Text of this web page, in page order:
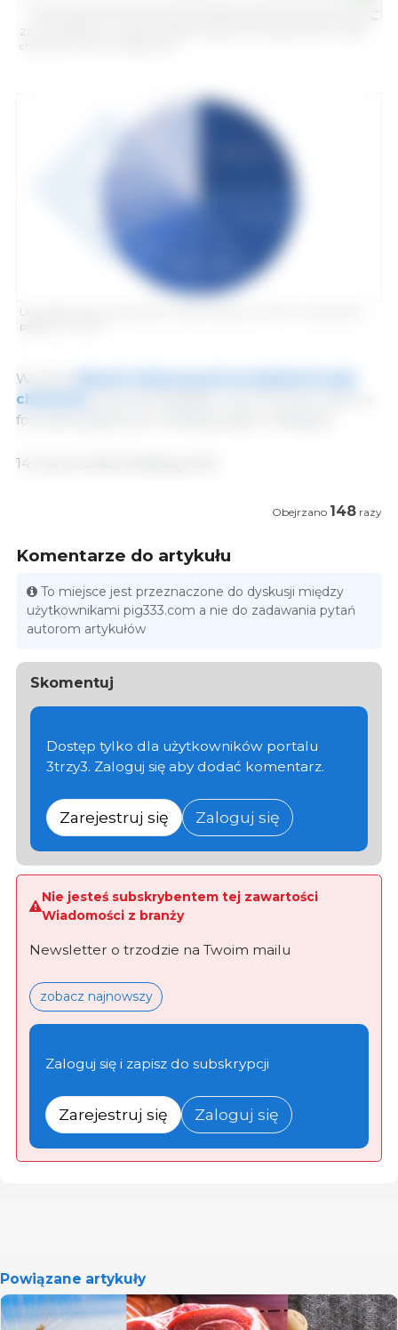
Zmiana pogłowia w krajach będących głównymi producentami trzody
chlewnej w UE-27 (x1 000 sztuk).
Udział głównych producentów trzody chlewnej w UE-27 w całkowitym
pogłowiu w 2021 r.
W sekcji
chlewnej
formacie graficznym według krajów i kategorii.
14 marca, 2022/ Redakcja 333
Obejrzano 148 razy
Komentarze do artykułu
To miejsce jest przeznaczone do dyskusji między
użytkownikami pig333.com a nie do zadawania pytań
autorom artykułów
Skomentuj
Dostęp tylko dla użytkowników portalu
3trzy3. Zaloguj się aby dodać komentarz.
Zarejestruj się Zaloguj się
Nie jesteś subskrybentem tej zawartości
Wiadomości z branży
Newsletter o trzodzie na Twoim mailu
zobacz najnowszy
Zaloguj się i zapisz do subskrypcji
Zarejestruj się Zaloguj się
Powiązane artykuły